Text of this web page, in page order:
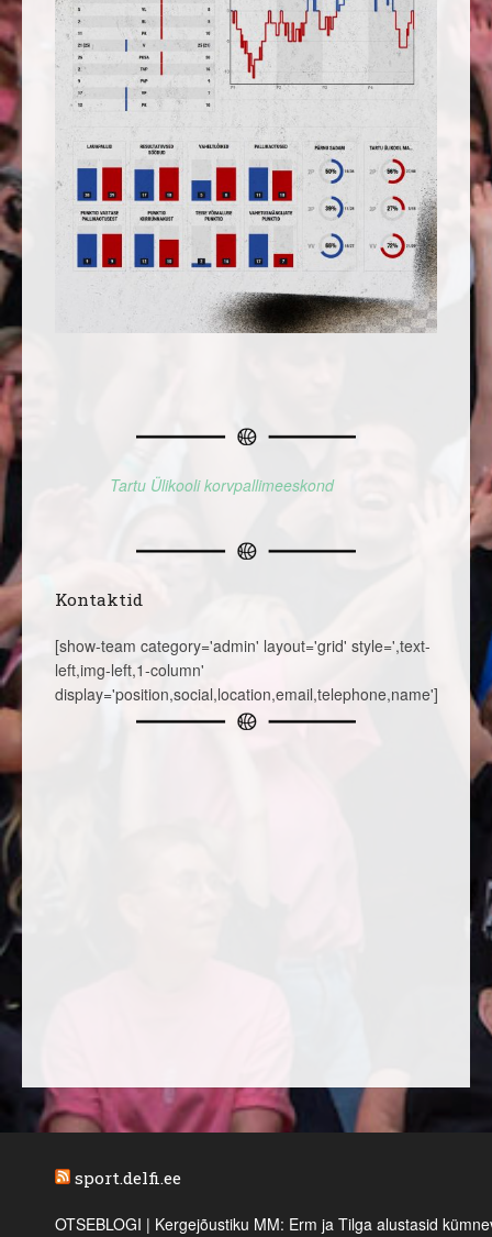
Tartu Ülikooli korvpallimeeskond
Kontaktid
[show-team category='admin' layout='grid' style=',text-
left,img-left,1-column'
display='position,social,location,email,telephone,name']
sport.delfi.ee
OTSEBLOGI | Kergejõustiku MM: Erm ja Tilga alustasid